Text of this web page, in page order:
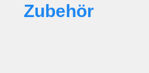
Zubehör